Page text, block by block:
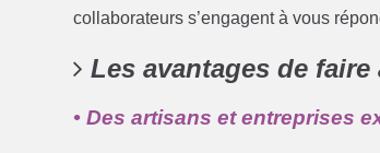
collaborateurs s’engagent à vous
Les avantages de
• Des artisans et entreprises